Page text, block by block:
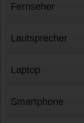
Fernseher
Lautsprecher
Laptop
Smartphone